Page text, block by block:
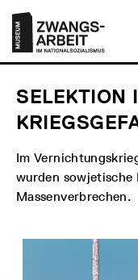
zum
Inhalt
Museum
Zwangsarbeit
Nationalsozialismus
SELEKTION
Im
wurden sowjetische
Massenverbrechen.